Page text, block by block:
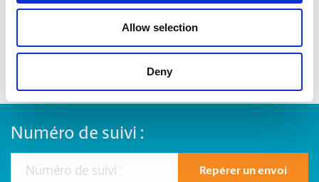
Allow selection
Deny
Emballer vos articles fragiles ou surdimensionnés.
Numéro de suivi :
Repérer un envoi